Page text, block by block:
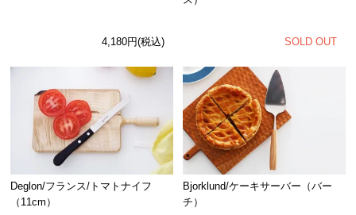
4,180円(税込) SOLD OUT
Deglon/フランス/トマトナイフ
（11cm）
Bjorklund/ケーキサーバー（バー
チ）